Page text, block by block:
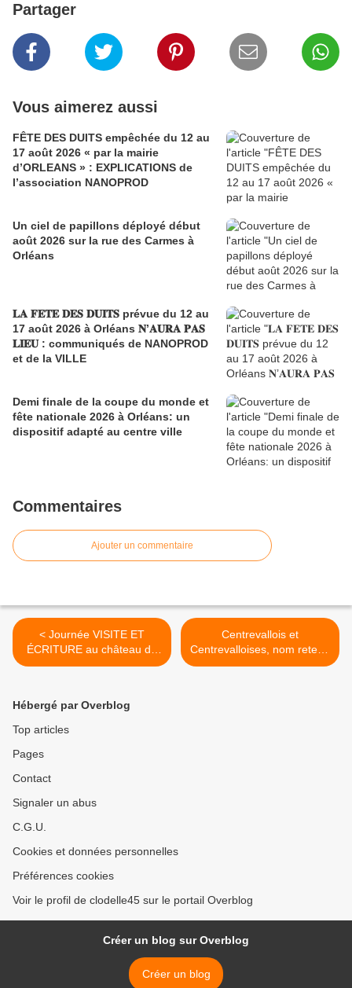
Partager
Vous aimerez aussi
FÊTE DES DUITS empêchée du 12 au
17 août 2026 « par la mairie
d’ORLEANS » : EXPLICATIONS de
l’association NANOPROD
Un ciel de papillons déployé début
août 2026 sur la rue des Carmes à
Orléans
𝐋𝐀 𝐅𝐄𝐓𝐄 𝐃𝐄𝐒 𝐃𝐔𝐈𝐓𝐒 prévue du 12 au
17 août 2026 à Orléans 𝐍’𝐀𝐔𝐑𝐀 𝐏𝐀𝐒
𝐋𝐈𝐄𝐔 : communiqués de NANOPROD
et de la VILLE
Demi finale de la coupe du monde et
fête nationale 2026 à Orléans: un
dispositif adapté au centre ville
Commentaires
Ajouter un commentaire
< Journée VISITE ET
ÉCRITURE au château de
Meung-sur-Loire le JEUDI 9
d'histoires
Centrevallois et
Centrevalloises, nom retenu
pour les habitante.s du
Hébergé par Overblog
Top articles
Pages
Contact
Signaler un abus
C.G.U.
Cookies et données personnelles
Préférences cookies
Voir le profil de clodelle45 sur le portail Overblog
Créer un blog sur Overblog
Créer un blog